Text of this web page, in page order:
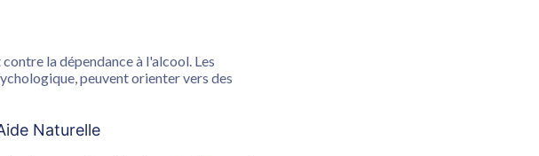
la dépendance à l'alcool. Les
peuvent orienter vers des
Naturelle